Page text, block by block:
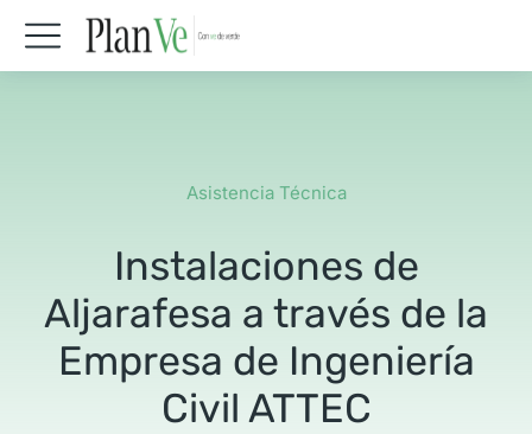
Asistencia Técnica
Instalaciones de
Aljarafesa a través de la
Empresa de Ingeniería
Civil ATTEC